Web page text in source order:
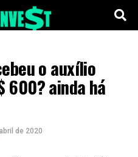
o auxílio
600? ainda há
de 2020